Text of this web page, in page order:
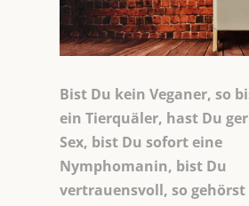
Bist Du kein Veganer, so
ein Tierquäler, hast Du
Sex, bist Du sofort eine
Nymphomanin, bist Du
vertrauensvoll, so gehörst